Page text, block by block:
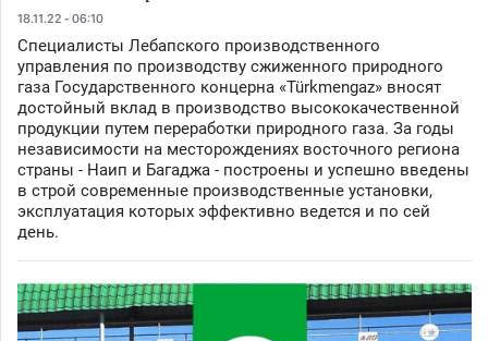
18.11.22 - 06:10
Специалисты Лебапского производственного
управления по производству сжиженного природного
газа Государственного концерна «Türkmengaz» вносят
достойный вклад в производство высококачественной
продукции путем переработки природного газа. За годы
независимости на месторождениях восточного региона
страны - Наип и Багаджа - построены и успешно введены
в строй современные производственные установки,
эксплуатация которых эффективно ведется и по сей
день.